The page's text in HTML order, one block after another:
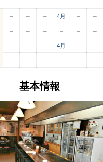
– – – 4月 –
–
–
– – – – –
– – – 4月 –
–
–
– – – – –
基本情報